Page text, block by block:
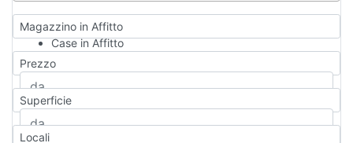
Magazzino in Affitto
Case in Affitto
Qualsiasi
Appartamento
Casa indipendente
Casa Semi-indipendente
Attico/Mansarda
Prezzo
Superficie
Locali